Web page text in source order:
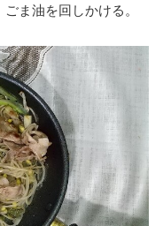
ま油を回しかける。